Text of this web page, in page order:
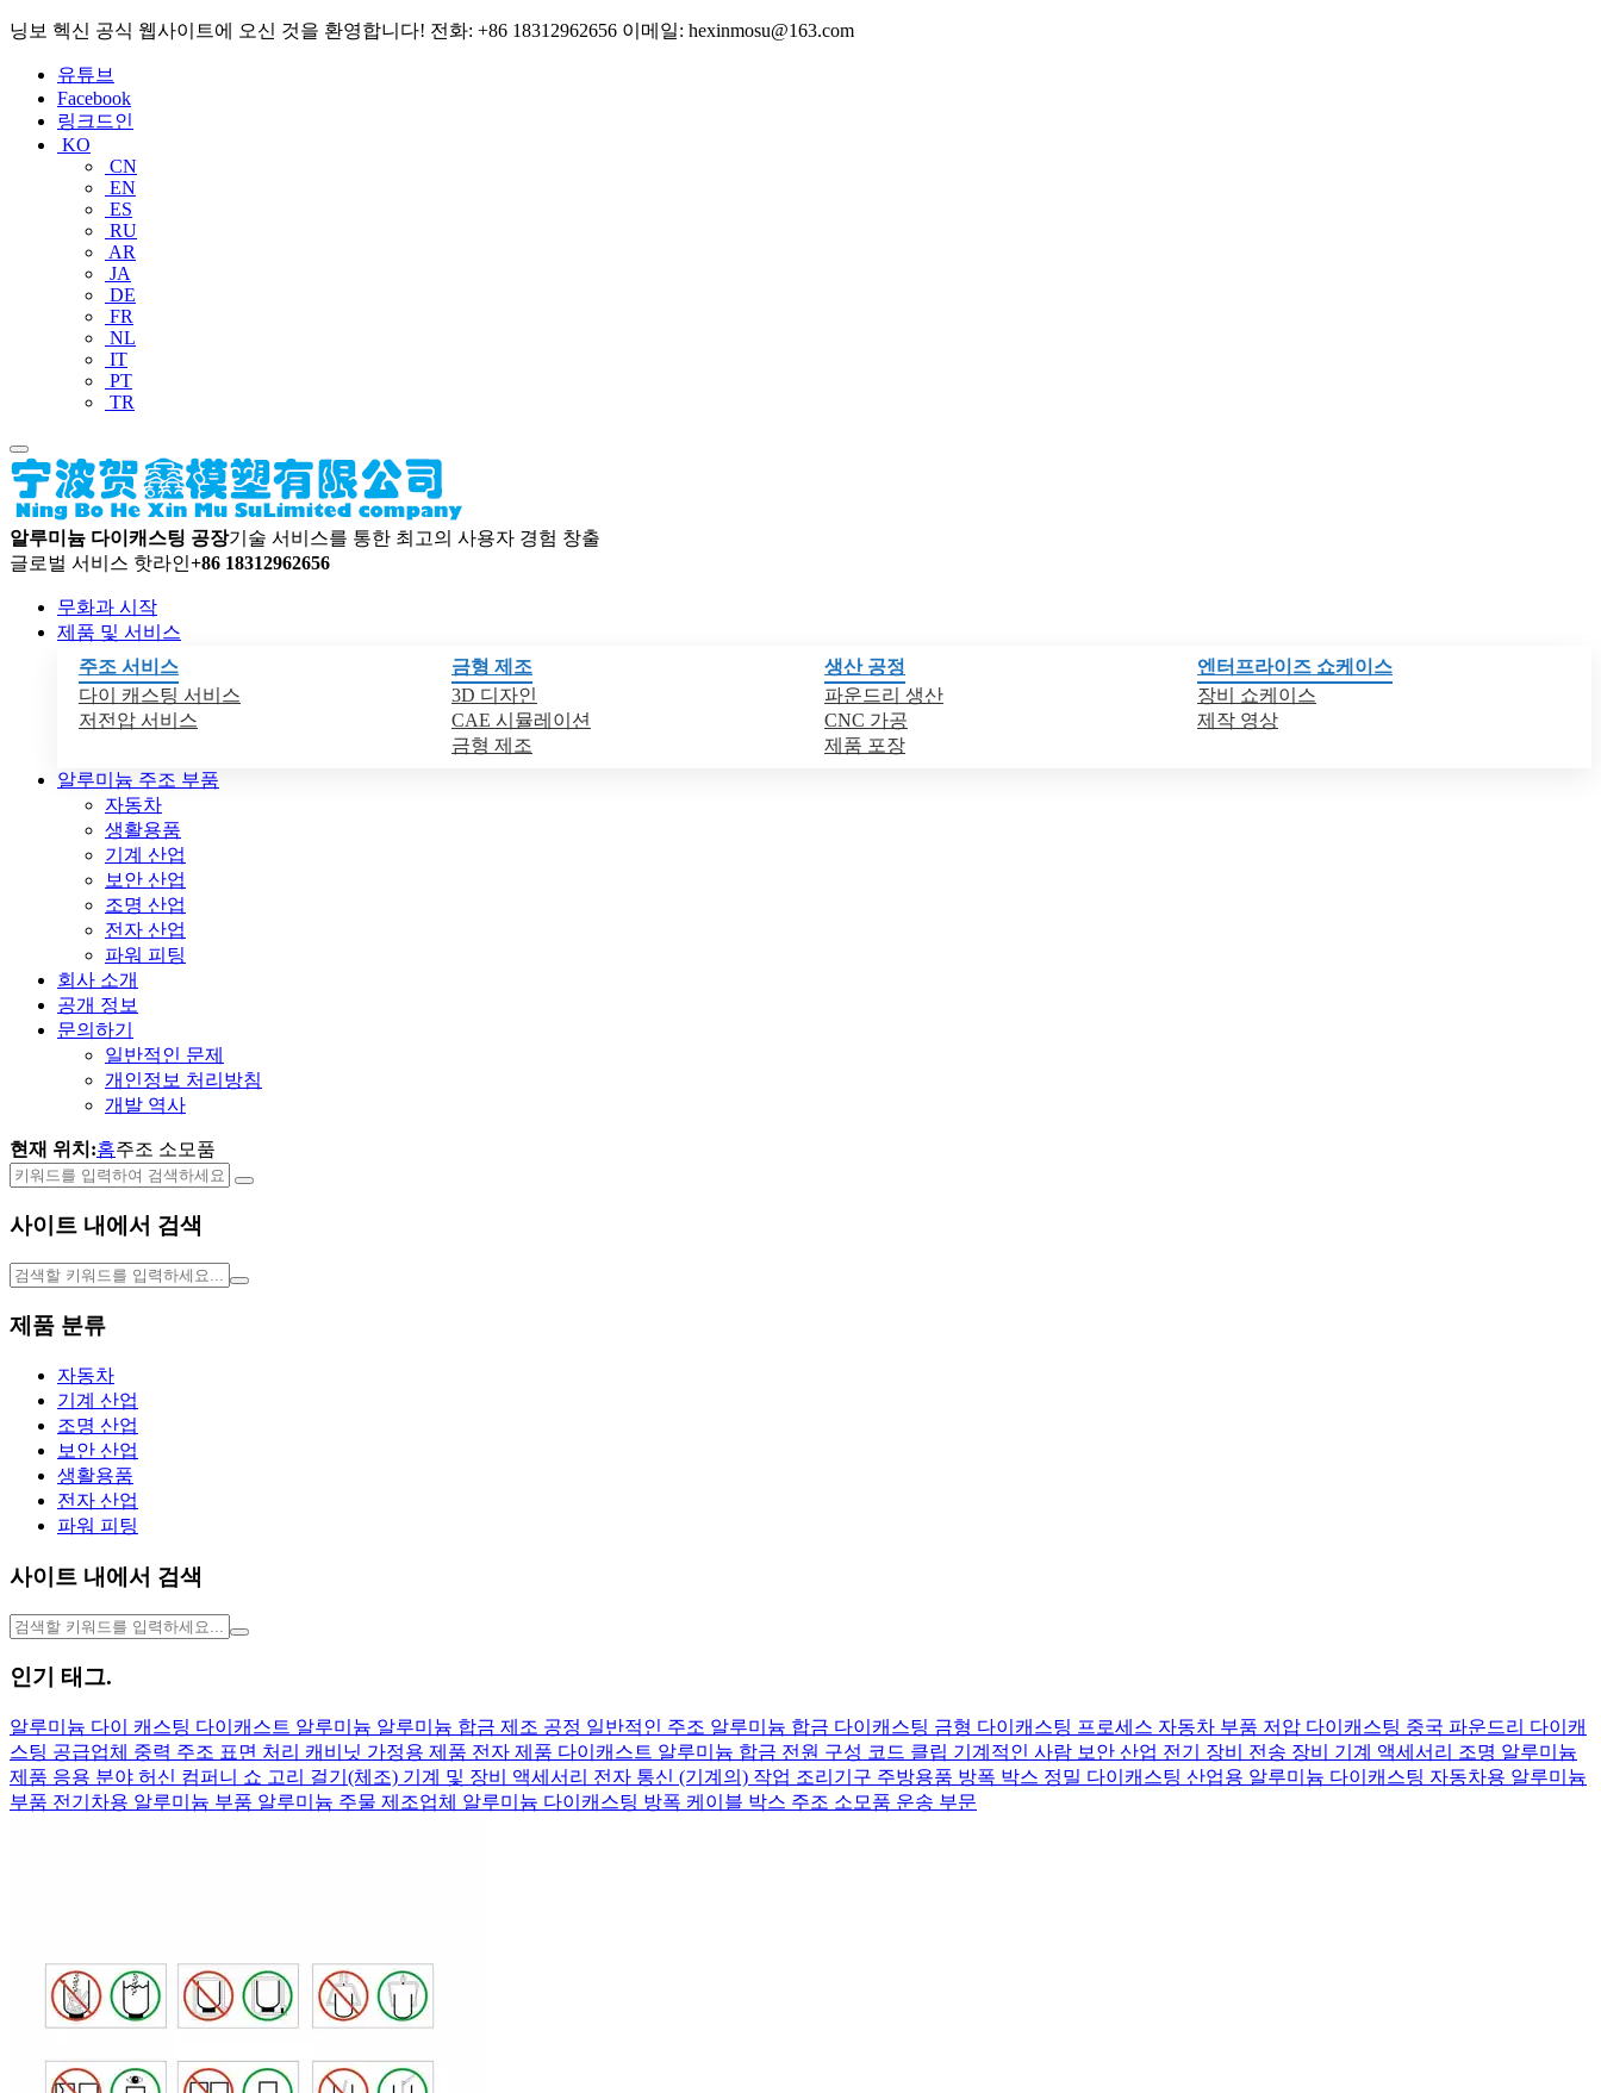
닝보 헥신 공식 웹사이트에 오신 것을 환영합니다! 전화: +86 18312962656 이메일: hexinmosu@163.com
유튜브
Facebook
링크드인
KO
CN
EN
ES
RU
AR
JA
DE
FR
NL
IT
PT
TR
알루미늄 다이캐스팅 공장기술 서비스를 통한 최고의 사용자 경험 창출
글로벌 서비스 핫라인+86 18312962656
무화과 시작
제품 및 서비스
주조 서비스
다이 캐스팅 서비스
저전압 서비스
금형 제조
3D 디자인
CAE 시뮬레이션
금형 제조
생산 공정
파운드리 생산
CNC 가공
제품 포장
엔터프라이즈 쇼케이스
장비 쇼케이스
제작 영상
알루미늄 주조 부품
자동차
생활용품
기계 산업
보안 산업
조명 산업
전자 산업
파워 피팅
회사 소개
공개 정보
문의하기
일반적인 문제
개인정보 처리방침
개발 역사
현재 위치:홈주조 소모품
사이트 내에서 검색
제품 분류
자동차
기계 산업
조명 산업
보안 산업
생활용품
전자 산업
파워 피팅
사이트 내에서 검색
인기 태그.
알루미늄 다이 캐스팅 다이캐스트 알루미늄 알루미늄 합금 제조 공정 일반적인 주조 알루미늄 합금 다이캐스팅 금형 다이캐스팅 프로세스 자동차 부품 저압 다이캐스팅 중국 파운드리 다이캐
스팅 공급업체 중력 주조 표면 처리 캐비닛 가정용 제품 전자 제품 다이캐스트 알루미늄 합금 전원 구성 코드 클립 기계적인 사람 보안 산업 전기 장비 전송 장비 기계 액세서리 조명 알루미늄
제품 응용 분야 허신 컴퍼니 쇼 고리 걸기(체조) 기계 및 장비 액세서리 전자 통신 (기계의) 작업 조리기구 주방용품 방폭 박스 정밀 다이캐스팅 산업용 알루미늄 다이캐스팅 자동차용 알루미늄
부품 전기차용 알루미늄 부품 알루미늄 주물 제조업체 알루미늄 다이캐스팅 방폭 케이블 박스 주조 소모품 운송 부문